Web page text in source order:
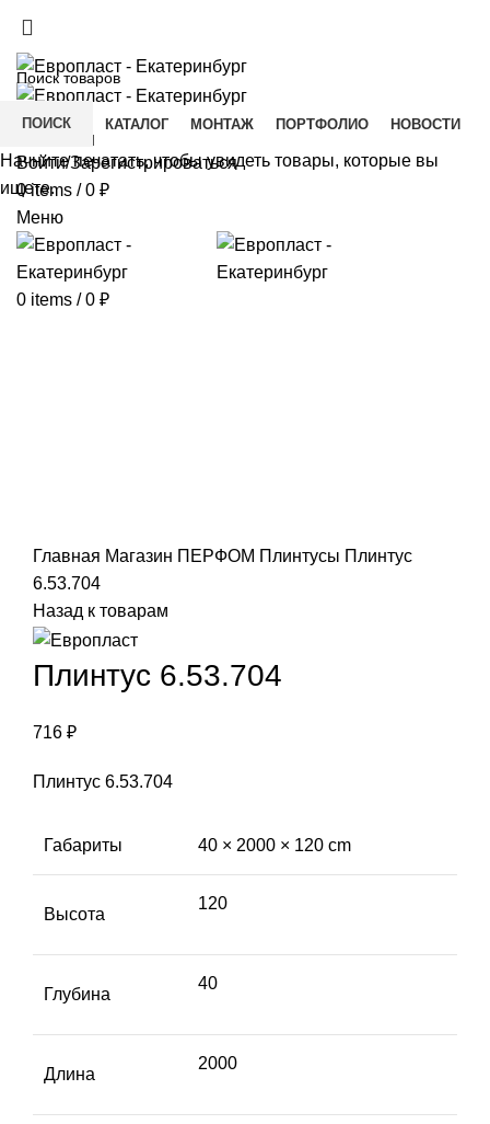
ГЛАВНАЯ КАТАЛОГ МОНТАЖ ПОРТФОЛИО
НОВОСТИ
КОНТАКТЫ
Войти/Зарегистрироваться
0items / 0 ₽
Меню
0 items / 0 ₽
Главная Магазин ПЕРФОМ Плинтусы Плинтус
6.53.704
Назад к товарам
Плинтус 6.53.704
716 ₽
Плинтус 6.53.704
Габариты 40 × 2000 × 120 cm
Высота
120
Глубина
40
Длина
2000
ПОИСК
Начните печатать, чтобы увидеть товары, которые вы
ищете.